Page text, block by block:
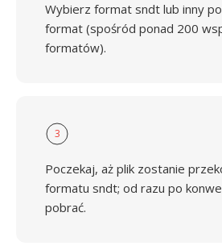
Wybierz format sndt lub inny
format (spośród ponad 200
formatów).
3
Poczekaj, aż plik zostanie
formatu sndt; od razu po
pobrać.